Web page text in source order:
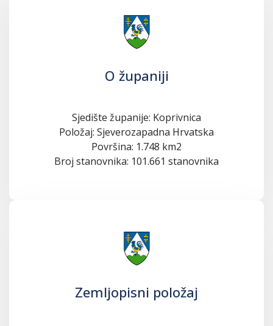
O županiji
Sjedište županije: Koprivnica
Položaj: Sjeverozapadna Hrvatska
Površina: 1.748 km2
Broj stanovnika: 101.661 stanovnika
Zemljopisni položaj